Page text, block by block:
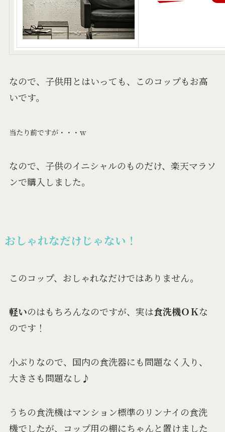
なので、子供用とはいっても、このコップもお高
いです。
当たり前ですが・・・ｗ
なので、子供のイニシャルのものだけ、楽天マラソ
ンで購入しました。
おしゃれなだけじゃない！
このコップ、おしゃれなだけではありません。
軽いのはもちろんなのですが、実は食洗機ＯＫな
のです！
小ぶりなので、国内の食洗器にも問題なく入り、
大きさも問題なし♪
うちの食洗機はマンション標準のリンナイの食洗
機でしたが、コップ用の棚にちゃんと置けました